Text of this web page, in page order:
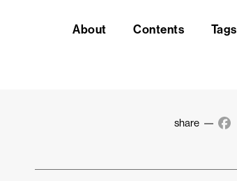
About Contents Tags
share